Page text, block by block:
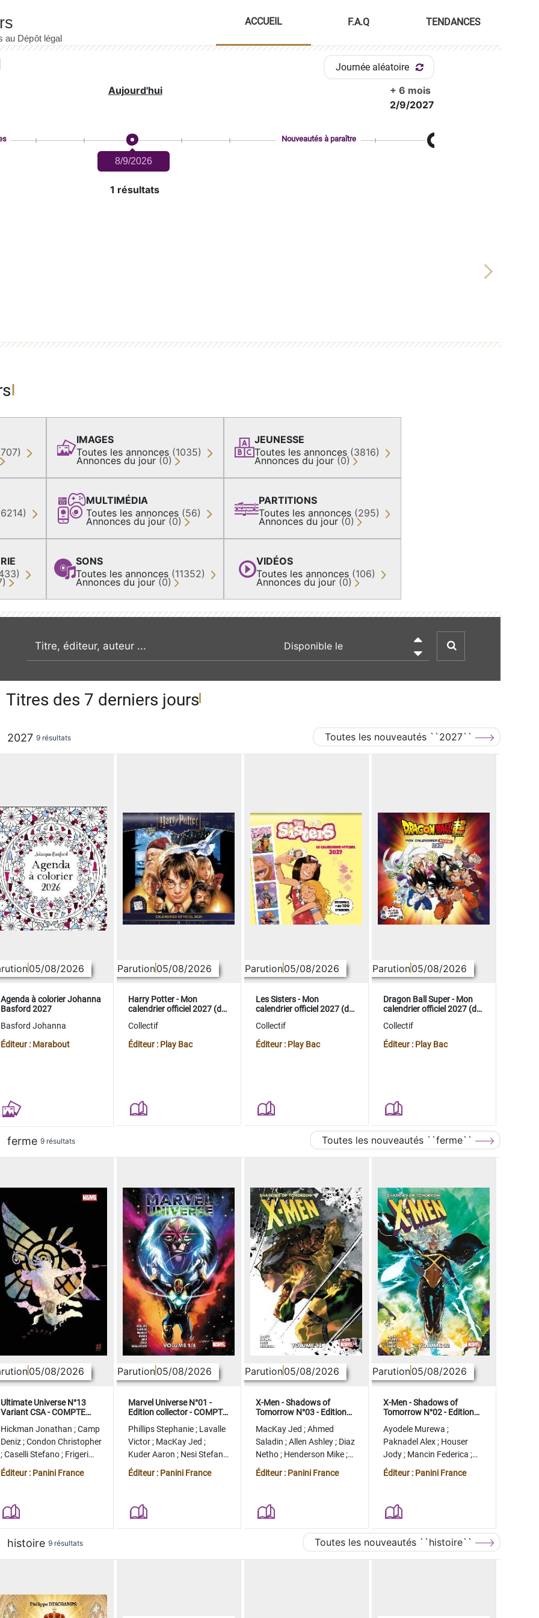
ACCUEIL F.A.Q TENDANCES
Journée aléatoire
Aujourd'hui
+ 6 mois
2/9/2027
8/9/2026
Nouveautés à paraître
1 résultats
Next
IMAGES
Toutes les annonces (1035)
Annonces du jour (0)
MULTIMÉDIA
Toutes les annonces (56)
Annonces du jour (0)
SONS
Toutes les annonces (11352)
Annonces du jour (0)
JEUNESSE
Toutes les annonces (3816)
Annonces du jour (0)
PARTITIONS
Toutes les annonces (295)
Annonces du jour (0)
VIDÉOS
Toutes les annonces (106)
Annonces du jour (0)
recherche par mot clé

Titres des 7 derniers jours
2027 9 résultats Toutes les nouveautés ``2027``
05/08/2026
Agenda à colorier Johanna
Basford 2027
Basford Johanna
Éditeur : Marabout
Parution05/08/2026
Harry Potter - Mon
calendrier officiel 2027 (de
Collectif
Éditeur : Play Bac
Parution05/08/2026
Les Sisters - Mon
calendrier officiel 2027 (de
Collectif
Éditeur : Play Bac
Parution05/08/2026
Dragon Ball Super - Mon
calendrier officiel 2027 (de
Collectif
Éditeur : Play Bac
ferme 9 résultats Toutes les nouveautés ``ferme``
05/08/2026
Ultimate Universe N°13
Variant CSA - COMPTE
Hickman Jonathan ;Camp
Deniz;Condon Christopher
;Caselli Stefano; Frigeri
Juan
Éditeur : Panini France
Parution05/08/2026
Marvel Universe N°01 -
Edition collector - COMPTE
Phillips Stephanie; Lavalle
Victor; MacKay Jed ;
Kuder Aaron ; Nesi Stefano
;Lopez Alvaro
Éditeur : Panini France
Parution05/08/2026
X-Men - Shadows of
Tomorrow N°03 - Edition
MacKay Jed ;Ahmed
Saladin ;Allen Ashley; Diaz
Netho; Henderson Mike;
Stegman Ryan
Éditeur : Panini France
Parution05/08/2026
X-Men - Shadows of
Tomorrow N°02 - Edition
Ayodele Murewa ;
Paknadel Alex; Houser
Jody; Mancin Federica ;
Antonio Roge
Éditeur : Panini France
histoire 9 résultats Toutes les nouveautés ``histoire``